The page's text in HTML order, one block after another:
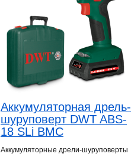
Аккумуляторная дрель-
шуруповерт DWT ABS-
18 SLi BMC
Аккумуляторные дрели-шуруповерты